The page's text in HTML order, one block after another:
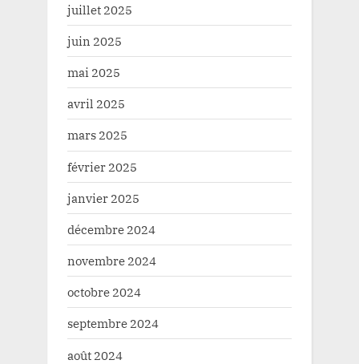
juillet 2025
juin 2025
mai 2025
avril 2025
mars 2025
février 2025
janvier 2025
décembre 2024
novembre 2024
octobre 2024
septembre 2024
août 2024